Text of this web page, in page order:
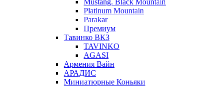
Mustang. Black Mountain
Platinum Mountain
Parakar
Премиум
Тавинко ВКЗ
TAVINKO
AGASI
Армения Вайн
АРАДИС
Миниатюрные Коньяки